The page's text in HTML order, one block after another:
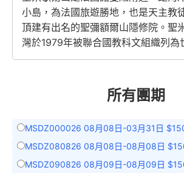
小島，為法國旅遊勝地，也是天主教
頂建有出名的聖彌額爾山隱修院。聖
灣於1979年被聯合國教科文組織列為
所有團期
MSDZ000026 08月08日-03月31日
MSDZ080826 08月08日-08月08日
MSDZ090826 08月09日-08月09日